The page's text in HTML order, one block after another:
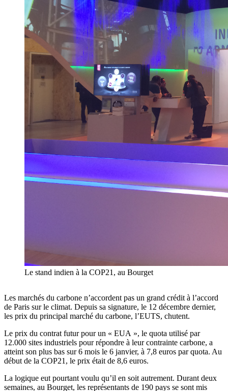
Le stand indien à la COP21, au Bourget
Les marchés du carbone n’accordent pas un grand crédit à l’accord
de Paris sur le climat. Depuis sa signature, le 12 décembre dernier,
les prix du principal marché du carbone, l’EUTS, chutent.
Le prix du contrat futur pour un « EUA », le quota utilisé par
12.000 sites industriels pour répondre à leur contrainte carbone, a
atteint son plus bas sur 6 mois le 6 janvier, à 7,8 euros par quota. Au
début de la COP21, le prix était de 8,6 euros.
La logique eut pourtant voulu qu’il en soit autrement. Durant deux
semaines, au Bourget, les représentants de 190 pays se sont mis